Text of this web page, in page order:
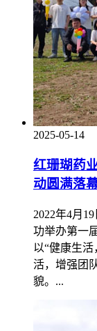
2025-05-14
红珊瑚药
动圆满落幕
2022年4月
功举办第一
以“健康生
活，增强团
貌。...